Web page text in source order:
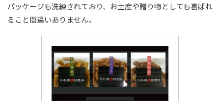
パッケージも洗練されており、お土産や贈り物としても喜ばれ
ること間違いありません。